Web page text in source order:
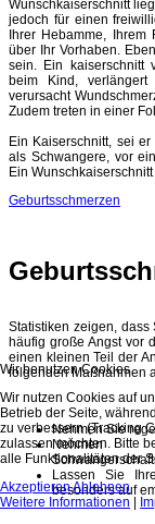
Wunschkaiserschnitt
jedoch für einen
Ihrer Hebamme, Ihrem
über Ihr Vorhaben.
sein. Ein kaiserschnitt
beim Kind, verlängert
verursacht
Zudem treten in einer
Ein Kaiserschnitt, sei
als Schwangere, vor
Ein
Geburtsschmerzen
Statistiken zeigen,
häufig große Angst vor
einen kleinen Teil der
folgenden Maßnahmen
Nehmen Sie
Nehmen
Lassen Sie
besonders auf
Wir benutzen Cookies
Wir nutzen Cookies auf
Betrieb der Seite,
zu verbessern (Tracking
zulassen möchten. Bitte
alle Funktionalitäten der
AkzeptierenAblehnen
Weitere Informationen